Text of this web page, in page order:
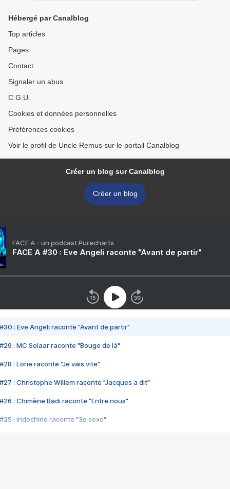
Hébergé par Canalblog
Top articles
Pages
Contact
Signaler un abus
C.G.U.
Cookies et données personnelles
Préférences cookies
Voir le profil de Uncle Remus sur le portail Canalblog
Créer un blog sur Canalblog
Créer un blog
FACE A - un podcast Purecharts
FACE A #30 : Eve Angeli raconte "Avant de partir"
#30 : Eve Angeli raconte "Avant de partir"
#29 : MC Solaar raconte "Bouge de là"
#28 : Lorie raconte "Je vais vite"
#27 : Christophe Willem raconte "Jacques a dit"
#26 : Chimène Badi raconte "Entre nous"
#25 : Indochine raconte "3e sexe"